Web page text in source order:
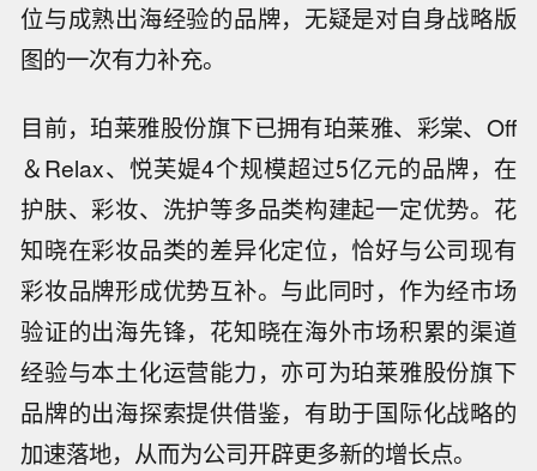
位与成熟出海经验的品牌，无疑是对自身战略版
图的一次有力补充。
目前，珀莱雅股份旗下已拥有珀莱雅、彩棠、Off
＆Relax、悦芙媞4个规模超过5亿元的品牌，在
护肤、彩妆、洗护等多品类构建起一定优势。花
知晓在彩妆品类的差异化定位，恰好与公司现有
彩妆品牌形成优势互补。与此同时，作为经市场
验证的出海先锋，花知晓在海外市场积累的渠道
经验与本土化运营能力，亦可为珀莱雅股份旗下
品牌的出海探索提供借鉴，有助于国际化战略的
加速落地，从而为公司开辟更多新的增长点。